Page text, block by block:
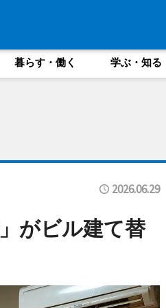
暮らす・働く 学ぶ・知る
2026.06.29
がビル建て替